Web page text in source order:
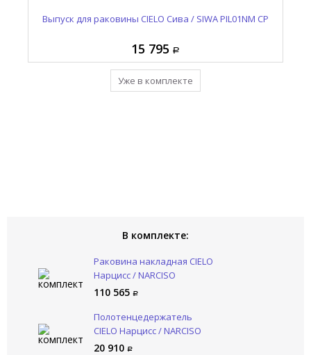
Выпуск для раковины CIELO Сива / SIWA PIL01NM CP
15 795
Уже в комплекте
Консоль для раковины CIELO Нарцисс / NARCISO
93 770
Уже в комплекте
Полотенцедержатель CIELO Нарцисс / NARCISO
20 910
Уже в комплекте
Раковина накладная CIELO Нарцисс / NARCISO
110 565
Уже в комплекте
В комплекте:
Раковина накладная CIELO
Нарцисс / NARCISO
NALAMDXSF CP
110 565
Полотенцедержатель
CIELO Нарцисс / NARCISO
NAPL NM
20 910